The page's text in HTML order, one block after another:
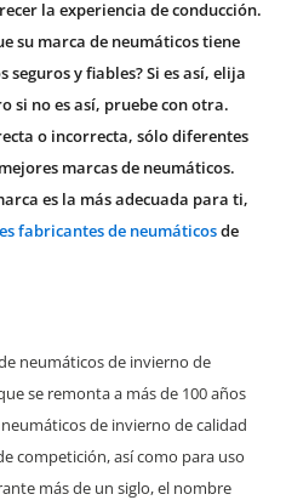
la experiencia de conducción.
su marca de neumáticos tiene
y fiables? Si es así, elija
si no es así, pruebe con otra.
o incorrecta, sólo diferentes
marcas de neumáticos.
es la más adecuada para ti,
fabricantes de neumáticosde
neumáticos de invierno de
se remonta a más de 100 años
de invierno de calidad
competición, así como para uso
más de un siglo, el nombre